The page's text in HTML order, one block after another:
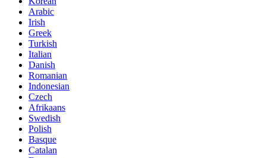
Arabic
Irish
Greek
Turkish
Italian
Danish
Romanian
Indonesian
Czech
Afrikaans
Swedish
Polish
Basque
Catalan